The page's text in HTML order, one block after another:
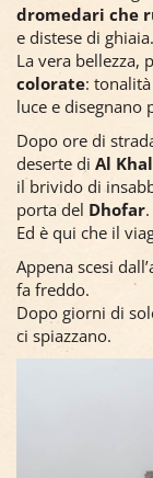
Il wadi è un
dromedari che
e distese di ghiaia.
La vera bellezza,
colorate:
luce e disegnano
Dopo ore di